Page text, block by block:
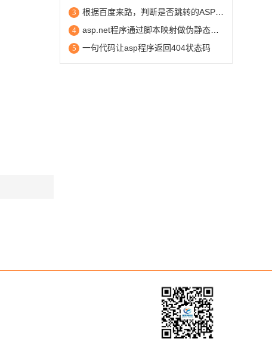
3 根据百度来路，判断是否跳转的ASP程序代码
4 asp.net程序通过脚本映射做伪静态的IIS6.0配置图解
5 一句代码让asp程序返回404状态码